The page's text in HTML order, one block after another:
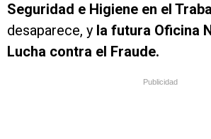
Seguridad e Higiene en el
desaparece, y la futura Oficina
Lucha contra el Fraude.
Publicidad